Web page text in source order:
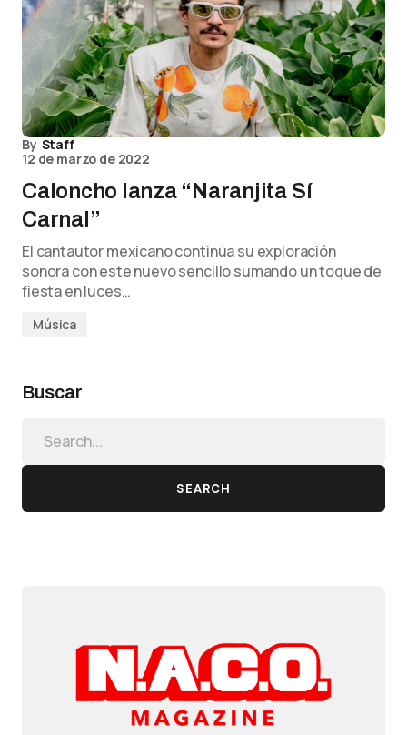
By Staff
12 de marzo de 2022
Caloncho lanza “Naranjita Sí
Carnal”
El cantautor mexicano continúa su exploración
sonora con este nuevo sencillo sumando un toque de
fiesta en luces…
Música
Buscar
SEARCH